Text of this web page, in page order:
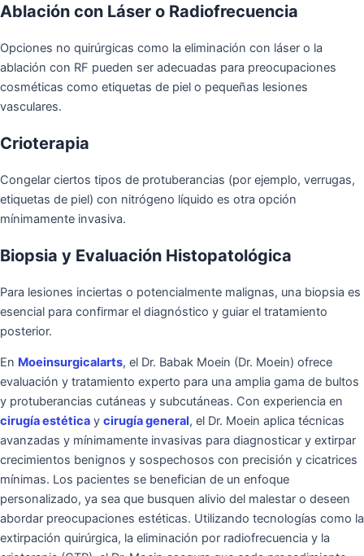
Ablación con Láser o Radiofrecuencia
Opciones no quirúrgicas como la eliminación con láser o la
ablación con RF pueden ser adecuadas para preocupaciones
cosméticas como etiquetas de piel o pequeñas lesiones
vasculares.
Crioterapia
Congelar ciertos tipos de protuberancias (por ejemplo, verrugas,
etiquetas de piel) con nitrógeno líquido es otra opción
mínimamente invasiva.
Biopsia y Evaluación Histopatológica
Para lesiones inciertas o potencialmente malignas, una biopsia es
esencial para confirmar el diagnóstico y guiar el tratamiento
posterior.
En Moeinsurgicalarts, el Dr. Babak Moein (Dr. Moein) ofrece
evaluación y tratamiento experto para una amplia gama de bultos
y protuberancias cutáneas y subcutáneas. Con experiencia en
cirugía estética y cirugía general, el Dr. Moein aplica técnicas
avanzadas y mínimamente invasivas para diagnosticar y extirpar
crecimientos benignos y sospechosos con precisión y cicatrices
mínimas. Los pacientes se benefician de un enfoque
personalizado, ya sea que busquen alivio del malestar o deseen
abordar preocupaciones estéticas. Utilizando tecnologías como la
extirpación quirúrgica, la eliminación por radiofrecuencia y la